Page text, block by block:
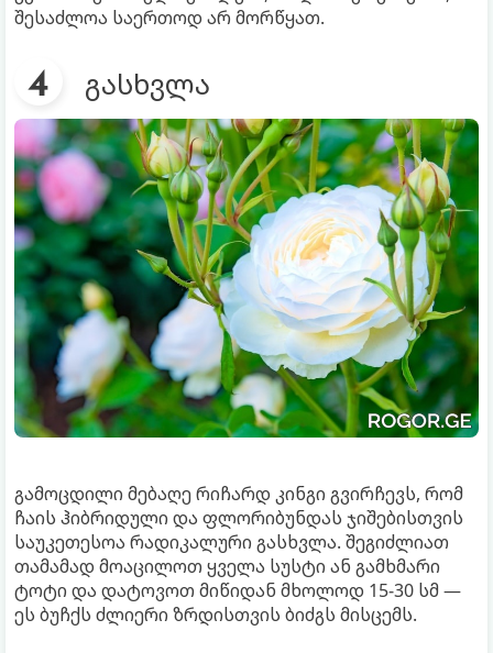
შესაძლოა საერთოდ არ მორწყათ.
გასხვლა
გამოცდილი მებაღე რიჩარდ კინგი გვირჩევს, რომ
ჩაის ჰიბრიდული და ფლორიბუნდას ჯიშებისთვის
საუკეთესოა რადიკალური გასხვლა. შეგიძლიათ
თამამად მოაცილოთ ყველა სუსტი ან გამხმარი
ტოტი და დატოვოთ მიწიდან მხოლოდ 15-30 სმ —
ეს ბუჩქს ძლიერი ზრდისთვის ბიძგს მისცემს.